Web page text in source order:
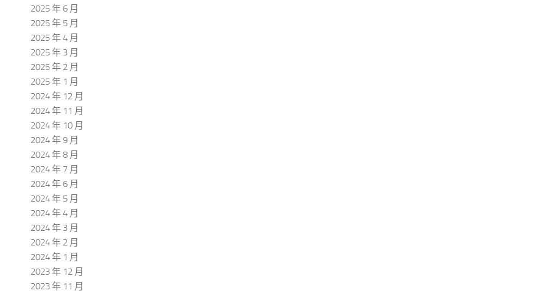
2025 年 6 月
2025 年 5 月
2025 年 4 月
2025 年 3 月
2025 年 2 月
2025 年 1 月
2024 年 12 月
2024 年 11 月
2024 年 10 月
2024 年 9 月
2024 年 8 月
2024 年 7 月
2024 年 6 月
2024 年 5 月
2024 年 4 月
2024 年 3 月
2024 年 2 月
2024 年 1 月
2023 年 12 月
2023 年 11 月